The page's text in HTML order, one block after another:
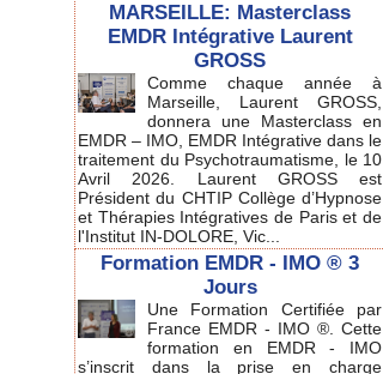
MARSEILLE: Masterclass
EMDR Intégrative Laurent
GROSS
Comme chaque année à
Marseille, Laurent GROSS,
donnera une Masterclass en
EMDR – IMO, EMDR Intégrative dans le
traitement du Psychotraumatisme, le 10
Avril 2026. Laurent GROSS est
Président du CHTIP Collège d’Hypnose
et Thérapies Intégratives de Paris et de
l'Institut IN-DOLORE, Vic...
Formation EMDR - IMO ® 3
Jours
Une Formation Certifiée par
France EMDR - IMO ®. Cette
formation en EMDR - IMO
s’inscrit dans la prise en charge